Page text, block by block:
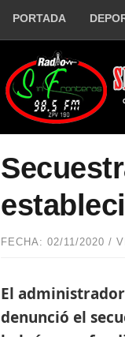
PORTADA
FECHA: 02/11/2020 /
El
denunció el